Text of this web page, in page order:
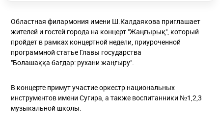
Областная филармония имени Ш.Калдаякова приглашает
жителей и гостей города на концерт "Жаңғырық", который
пройдет в рамках концертной недели, приуроченной
программной статье Главы государства
"Болашаққа бағдар: рухани жаңғыру".
В концерте примут участие оркестр национальных
инструментов имени Сугира, а также воспитанники №1,2,3
музыкальной школы.